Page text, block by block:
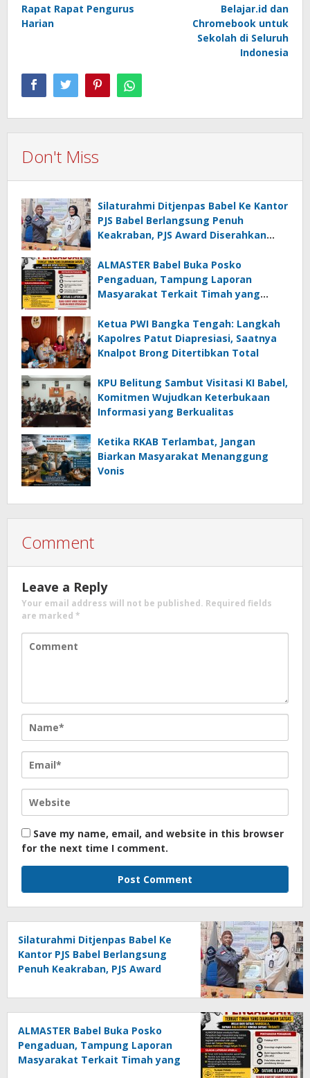
Rapat Rapat Pengurus
Harian
Belajar.id dan
Chromebook untuk
Sekolah di Seluruh
Indonesia
Don't Miss
Silaturahmi Ditjenpas Babel Ke Kantor
PJS Babel Berlangsung Penuh
Keakraban, PJS Award Diserahkan
ALMASTER Babel Buka Posko
Pengaduan, Tampung Laporan
Masyarakat Terkait Timah yang
Ketua PWI Bangka Tengah: Langkah
Kapolres Patut Diapresiasi, Saatnya
Knalpot Brong Ditertibkan Total
KPU Belitung Sambut Visitasi KI Babel,
Komitmen Wujudkan Keterbukaan
Informasi yang Berkualitas
Ketika RKAB Terlambat, Jangan
Biarkan Masyarakat Menanggung
Vonis
Comment
Leave a Reply
Your email address will not be published. Required fields
are marked *
Save my name, email, and website in this browser
for the next time I comment.
Silaturahmi Ditjenpas Babel Ke
Kantor PJS Babel Berlangsung
Penuh Keakraban, PJS Award
Agustina
ALMASTER Babel Buka Posko
Pengaduan, Tampung Laporan
Masyarakat Terkait Timah yang